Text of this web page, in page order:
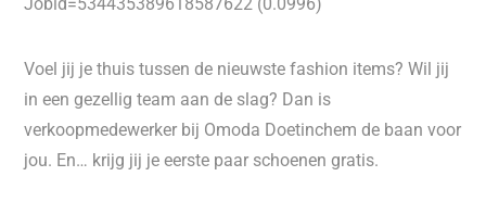
Voel jij je thuis tussen de nieuwste fashion items? Wil jij
in een gezellig team aan de slag? Dan is
verkoopmedewerker bij Omoda Doetinchem de baan voor
jou. En… krijg jij je eerste paar schoenen gratis.